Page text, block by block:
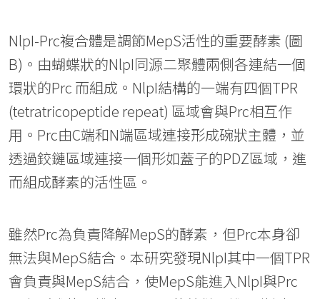
NlpI-Prc複合體是調節MepS活性的重要酵素 (圖
B)。由蝴蝶狀的NlpI同源二聚體兩側各連結一個
環狀的Prc 而組成。NlpI結構的一端有四個TPR
(tetratricopeptide repeat) 區域會與Prc相互作
用。Prc由C端和N端區域連接形成碗狀主體，並
透過鉸鏈區域連接一個形如蓋子的PDZ區域，進
而組成酵素的活性區。
雖然Prc為負責降解MepS的酵素，但Prc本身卻
無法與MepS結合。本研究發現NlpI其中一個TPR
會負責與MepS結合，使MepS能進入NlpI與Prc